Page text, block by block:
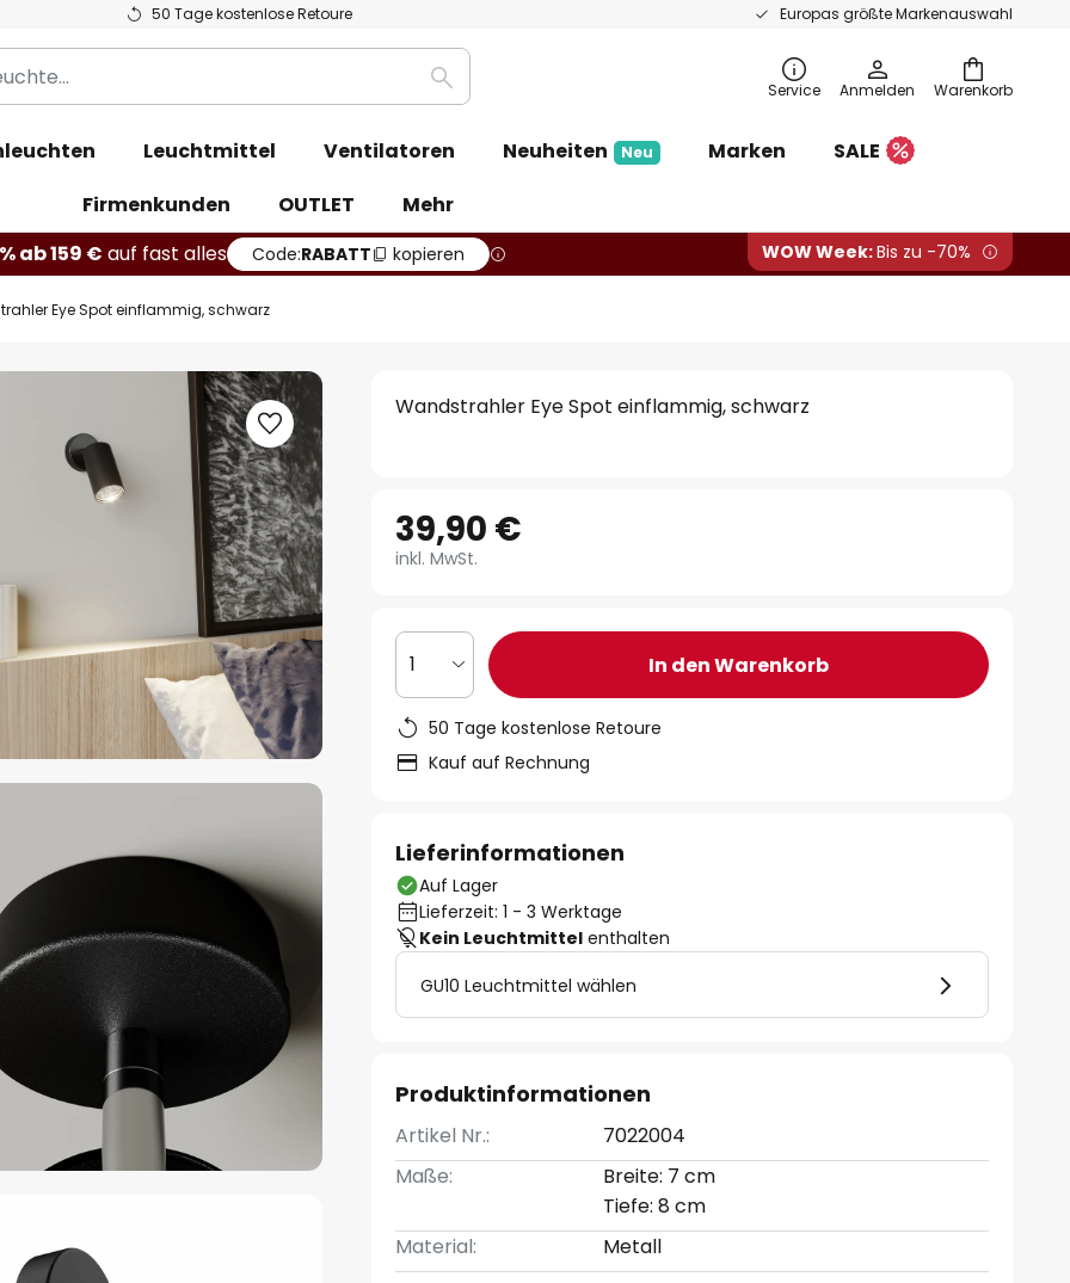
50 Tage kostenlose Retoure Europas größte Markenauswahl
Warenkorb
Suche Service Anmelden
Leuchtmittel Ventilatoren Neuheiten Neu Marken
SALE
Firmenkunden
OUTLET
Mehr
ab 159 € auf fast alles Code:RABATT kopieren WOW Week:Bis zu -70%
Eye Spot einflammig, schwarz
Wandstrahler Eye Spot einflammig, schwarz
39,90 €
inkl. MwSt.
1 In den Warenkorb
50 Tage kostenlose Retoure
Kauf auf Rechnung
Lieferinformationen
Auf Lager
Lieferzeit: 1 - 3 Werktage
Kein Leuchtmittel enthalten
GU10 Leuchtmittel wählen
Produktinformationen
Artikel Nr.:
7022004
Maße:
Breite: 7 cm
Tiefe: 8 cm
Material:
Metall